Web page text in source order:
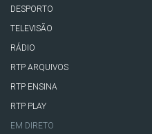
DESPORTO
TELEVISÃO
RÁDIO
RTP ARQUIVOS
RTP ENSINA
RTP PLAY
EM DIRETO